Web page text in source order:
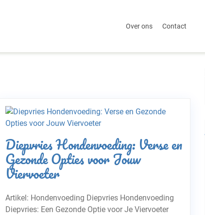
Over ons Contact
Diepvries Hondenvoeding: Verse en
Gezonde Opties voor Jouw
Viervoeter
Artikel: Hondenvoeding Diepvries Hondenvoeding
Diepvries: Een Gezonde Optie voor Je Viervoeter